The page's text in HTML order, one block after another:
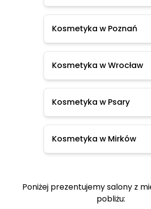
Kosmetyka w Poznań
Kosmetyka w Wrocław
Kosmetyka w Psary
Kosmetyka w Mirków
Poniżej prezentujemy salony z
pobliżu: